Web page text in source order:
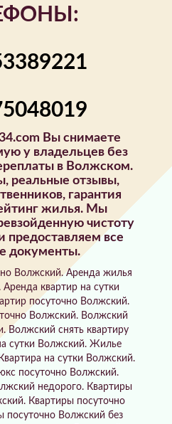
Вы снимаете
у владельцев без
в Волжском.
реальные отзывы,
гарантия
жилья. Мы
чистоту
предоставляем все
документы.
Волжский. Аренда жилья
квартир на сутки
посуточно Волжский.
Волжский. Волжский
Волжский снять квартиру
сутки Волжский. Жилье
на сутки Волжский.
посуточно Волжский.
недорого. Квартиры
Квартиры посуточно
посуточно Волжский без